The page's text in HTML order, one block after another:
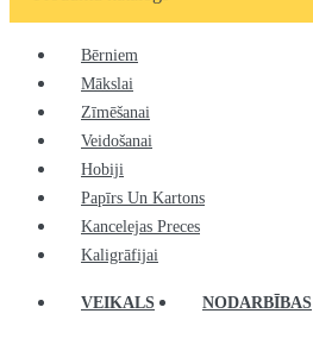
Bērniem
Mākslai
Zīmēšanai
Veidošanai
Hobiji
Papīrs Un Kartons
Kancelejas Preces
Kaligrāfijai
VEIKALS NODARBĪBAS